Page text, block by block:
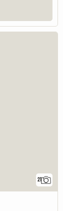
21